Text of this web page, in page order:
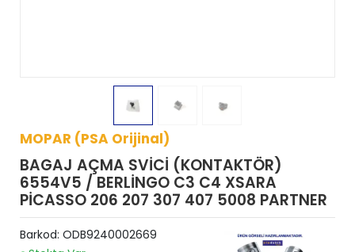
MOPAR (PSA Orijinal)
BAGAJ AÇMA SVİCİ (KONTAKTÖR)
6554V5 / BERLİNGO C3 C4 XSARA
PİCASSO 206 207 307 407 5008 PARTNER
Barkod: ODB9240002669